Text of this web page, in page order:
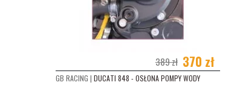
389 zł 370 zł
GB RACING | DUCATI 848 - OSŁONA POMPY WODY